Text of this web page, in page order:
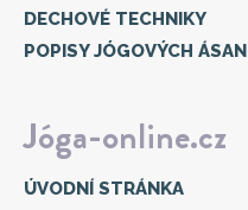
DECHOVÉ TECHNIKY
POPISY JÓGOVÝCH ÁSAN
Jóga-online.cz
ÚVODNÍ STRÁNKA